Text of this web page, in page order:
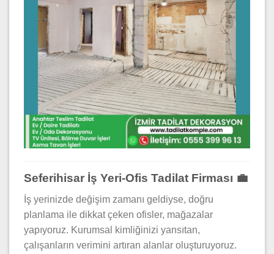
Seferihisar İş Yeri-Ofis Tadilat Firması 💼
İş yerinizde değişim zamanı geldiyse, doğru
planlama ile dikkat çeken ofisler, mağazalar
yapıyoruz. Kurumsal kimliğinizi yansıtan,
çalışanların verimini artıran alanlar oluşturuyoruz.